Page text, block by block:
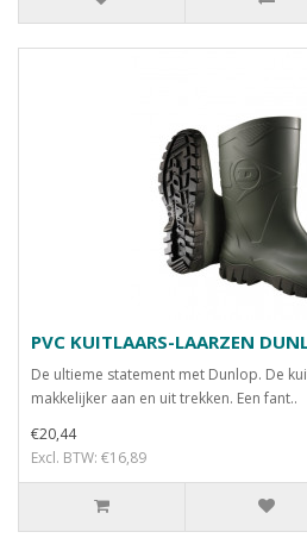
PVC KUITLAARS-LAARZEN
De ultieme statement met Dunlop. De
makkelijker aan en uit trekken. Een fant..
€20,44
Excl. BTW: €16,89